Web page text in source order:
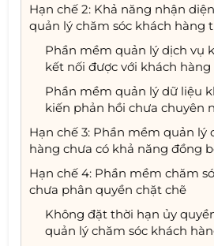
Hạn chế 2: Khả năng nhận
quản lý chăm sóc khách hàng
Phần mềm quản lý dịch vụ
kết nối được với khách hàng
Phần mềm quản lý dữ liệu
kiến phản hồi chưa chuyên
Hạn chế 3: Phần mềm quản lý
hàng chưa có khả năng đồng
Hạn chế 4: Phần mềm chăm
chưa phân quyền chặt chẽ
Không đặt thời hạn ủy
quản lý chăm sóc khách